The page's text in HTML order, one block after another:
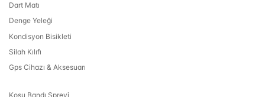
Dart Matı
Denge Yeleği
Kondisyon Bisikleti
Silah Kılıfı
Gps Cihazı & Aksesuarı
Koşu Bandı Spreyi